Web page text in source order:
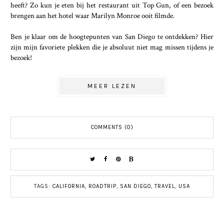
heeft? Zo kun je eten bij het restaurant uit Top Gun, of een bezoek
brengen aan het hotel waar Marilyn Monroe ooit filmde.
Ben je klaar om de hoogtepunten van San Diego te ontdekken? Hier
zijn mijn favoriete plekken die je absoluut niet mag missen tijdens je
bezoek!
MEER LEZEN
COMMENTS (0)
TAGS: CALIFORNIA, ROADTRIP, SAN DIEGO,TRAVEL, USA